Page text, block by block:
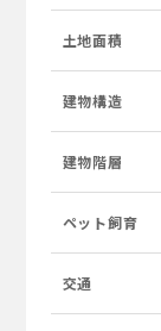
土地面積
建物構造
建物階層
ペット飼育
交通